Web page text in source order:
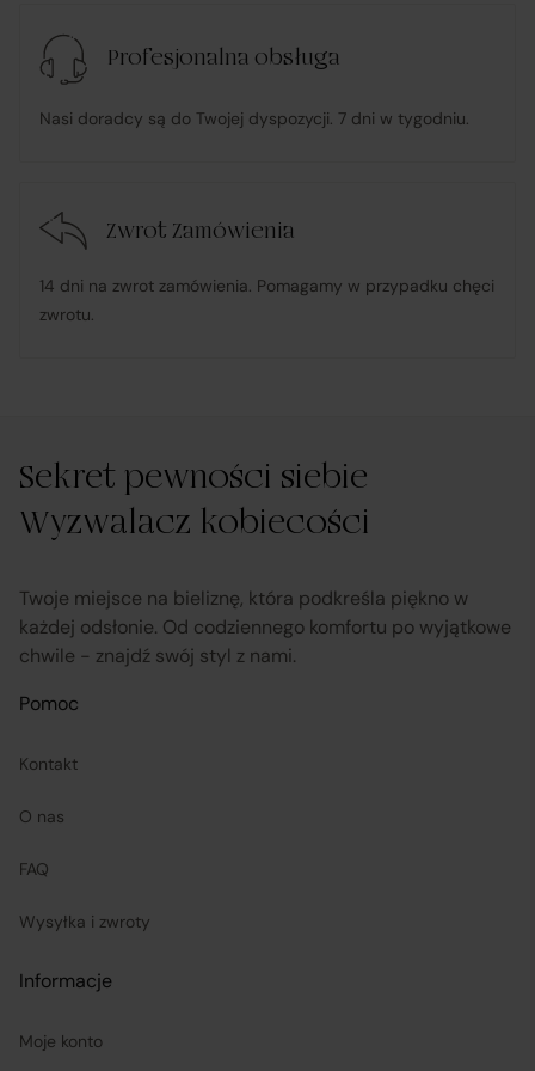
Profesjonalna obsługa
Nasi doradcy są do Twojej dyspozycji. 7 dni w tygodniu.
Zwrot Zamówienia
14 dni na zwrot zamówienia. Pomagamy w przypadku chęci
zwrotu.
Sekret pewności siebie
Wyzwalacz kobiecości
Twoje miejsce na bieliznę, która podkreśla piękno w
każdej odsłonie. Od codziennego komfortu po wyjątkowe
chwile - znajdź swój styl z nami.
Pomoc
Kontakt
O nas
FAQ
Wysyłka i zwroty
Informacje
Moje konto
konsumenta;
udostępnia, na życzenie Klienta, dokumentację
produktową i instrukcje użytkowania w języku polskim;
obsługuje odstąpienie od umowy pośrednictwa;
umowy sprzedaży;
koordynuje proces odstąpienia od umowy sprzedaży
– w tym przyjmuje oświadczenia Klientów, potwierdza
zwrotu ceny i kosztów dostawy.
sprzedaży, w tym za dostarczenie towarów zgodnych z
Platformie;